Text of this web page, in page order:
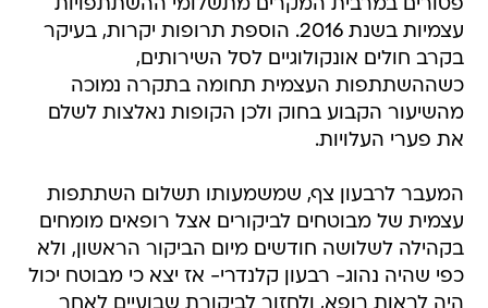
פטורים במרבית המקרים מתשלומי ההשתתפויות
עצמיות בשנת 2016. הוספת תרופות יקרות, בעיקר
בקרב חולים אונקולוגיים לסל השירותים,
כשההשתתפות העצמית תחומה בתקרה נמוכה
מהשיעור הקבוע בחוק ולכן הקופות נאלצות לשלם
את פערי העלויות.
המעבר לרבעון צף, שמשמעותו תשלום השתתפות
עצמית של מבוטחים לביקורים אצל רופאים מומחים
בקהילה לשלושה חודשים מיום הביקור הראשון, ולא
כפי שהיה נהוג- רבעון קלנדרי- אז יצא כי מבוטח יכול